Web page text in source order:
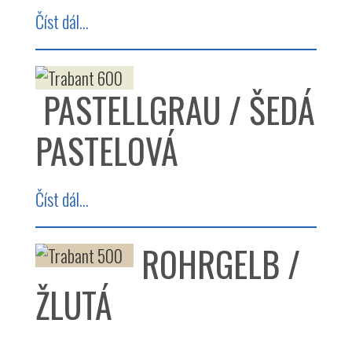
Číst dál...
PASTELLGRAU / ŠEDÁ
PASTELOVÁ
Číst dál...
ROHRGELB /
ŽLUTÁ